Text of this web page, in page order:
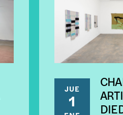
JUE
1